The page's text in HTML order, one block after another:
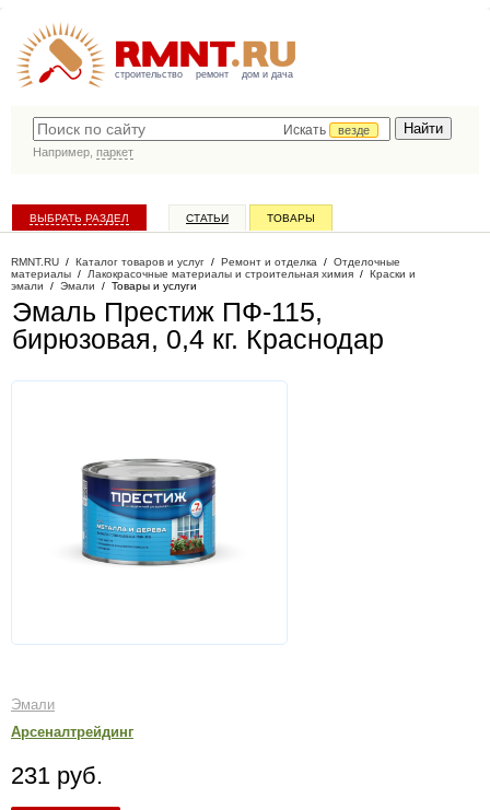
строительство ремонт дом и дача
Искать
везде
Например, паркет
ВЫБРАТЬ РАЗДЕЛ СТАТЬИ ТОВАРЫ
RMNT.RU / Каталог товаров и услуг / Ремонт и отделка / Отделочные
материалы / Лакокрасочные материалы и строительная химия / Краски и
эмали / Эмали / Товары и услуги
Эмаль Престиж ПФ-115,
бирюзовая, 0,4 кг. Краснодар
Эмали
Арсеналтрейдинг
231 руб.